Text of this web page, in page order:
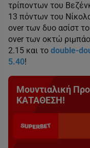
τρίποντων του
13 πόντων του
over των δυο ασίστ
over των οκτώ
2.15 και το double-
5.40!
Μουντιαλική
ΚΑΤΑΘΕΣΗ!